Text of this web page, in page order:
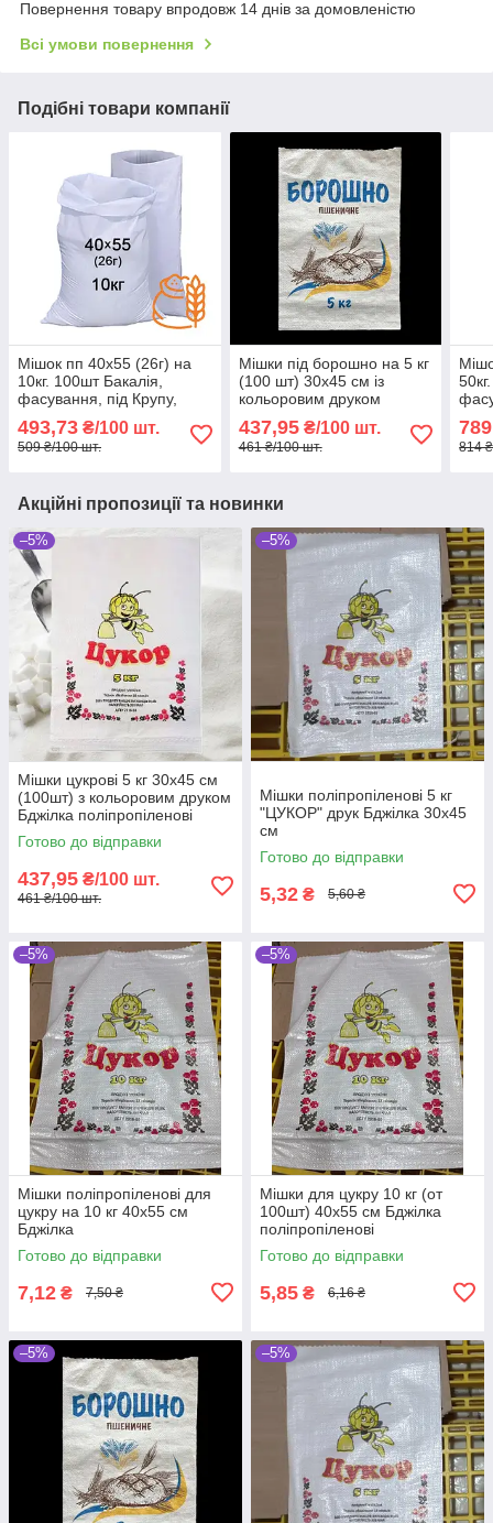
Повернення товару впродовж 14 днів за домовленістю
Всі умови повернення
Подібні товари компанії
Мішок пп 40x55 (26г) на
10кг. 100шт Бакалія,
фасування, під Крупу,
під Насіння,
поліпропіленовий,
493,73 ₴/100 шт.
509 ₴/100 шт.
Мішки під борошно на 5 кг
(100 шт) 30х45 см із
кольоровим друком
поліпропіленові
437,95₴/100 шт.
461 ₴/100 шт. 814
Акційні пропозиції та новинки
–5%
Мішки цукрові 5 кг 30х45 см
(100шт) з кольоровим друком
Бджілка поліпропіленові
Готово до відправки
437,95 ₴/100 шт.
461 ₴/100 шт.
–5%
Мішки поліпропіленові 5 кг
"ЦУКОР" друк Бджілка 30х45
см
Готово до відправки
5,32 ₴ 5,60 ₴
–5%
Мішки поліпропіленові для
цукру на 10 кг 40х55 см
Бджілка
Готово до відправки
7,12 ₴ 7,50 ₴
–5%
Мішки для цукру 10 кг (от
100шт) 40х55 см Бджілка
поліпропіленові
Готово до відправки
5,85 ₴ 6,16 ₴
–5% –5%